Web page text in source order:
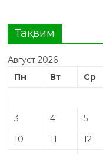
Тақвим
Август 2026
Пн
Вт Ср
3
4 5
10
11 12